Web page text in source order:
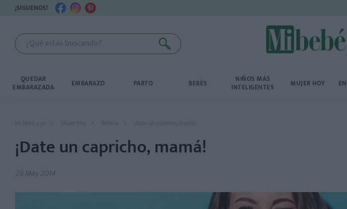
¡SÍGUENOS!
QUEDAR
EMBARAZADA EMBARAZO PARTO BEBÉS NIÑOS MÁS
INTELIGENTES MUJER HOY
Mi bebé y yo Mujer Hoy Belleza ¡Date un capricho, mamá!
¡Date un capricho, mamá!
29 May 2014